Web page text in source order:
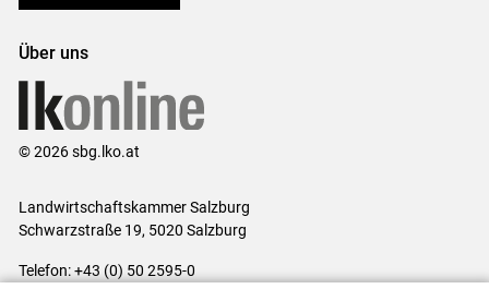
Über uns
© 2026 sbg.lko.at
Landwirtschaftskammer Salzburg
Schwarzstraße 19, 5020 Salzburg
Telefon: +43 (0) 50 2595-0